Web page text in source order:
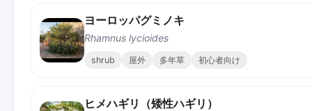
ヨーロッパグミノキ
Rhamnus lycioides
shrub 屋外 多年草 初心者向け
ヒメハギリ（矮性ハギリ）